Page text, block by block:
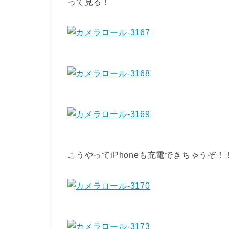
こうやってiPhoneも充電できちゃうぞ！